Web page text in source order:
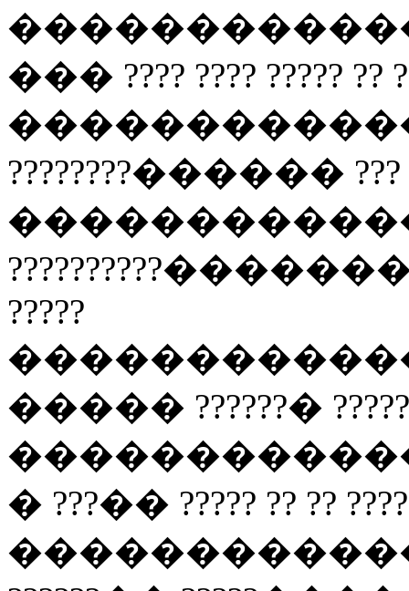
������������
��� ???? ???? ????? ??
������������
????????������ ???
������������
?????
������������
����� ??????� ?????
������������ ????
� ???�� ????? ?? ??
������������